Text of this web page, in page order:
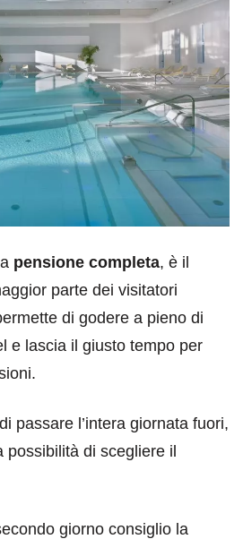
pensione completa, è il
parte dei visitatori
di godere a pieno di
e lascia il giusto tempo per
passare l’intera giornata fuori,
possibilità di scegliere il
giorno consiglio la